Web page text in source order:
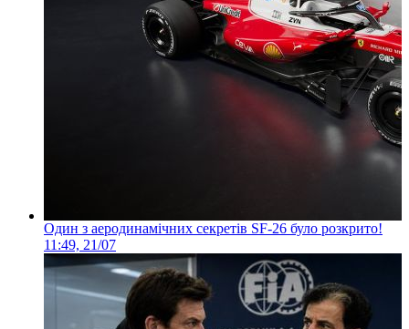
Один з аеродинамічних секретів SF-26 було розкрито!
11:49, 21/07